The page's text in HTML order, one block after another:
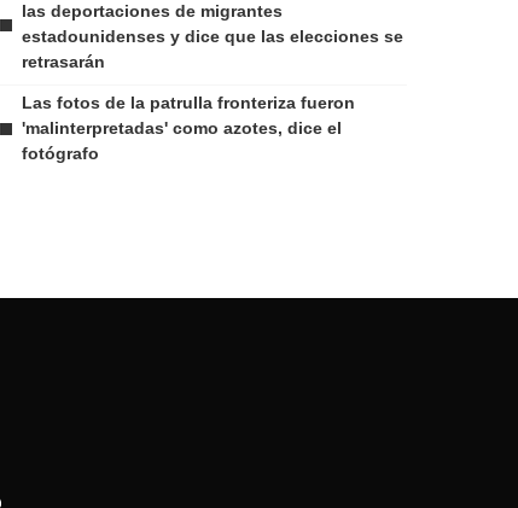
las deportaciones de migrantes
estadounidenses y dice que las elecciones se
retrasarán
Las fotos de la patrulla fronteriza fueron
'malinterpretadas' como azotes, dice el
fotógrafo